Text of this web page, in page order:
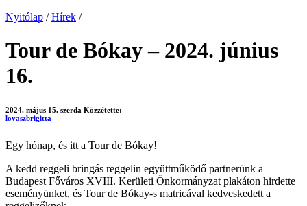
Nyitólap / Hírek /
Tour de Bókay – 2024. június
16.
2024. május 15. szerda Közzétette:
lovaszbrigitta
Egy hónap, és itt a Tour de Bókay!
A kedd reggeli bringás reggelin együttműködő partnerünk a
Budapest Főváros XVIII. Kerületi Önkormányzat plakáton hirdette
eseményünket, és Tour de Bókay-s matricával kedveskedett a